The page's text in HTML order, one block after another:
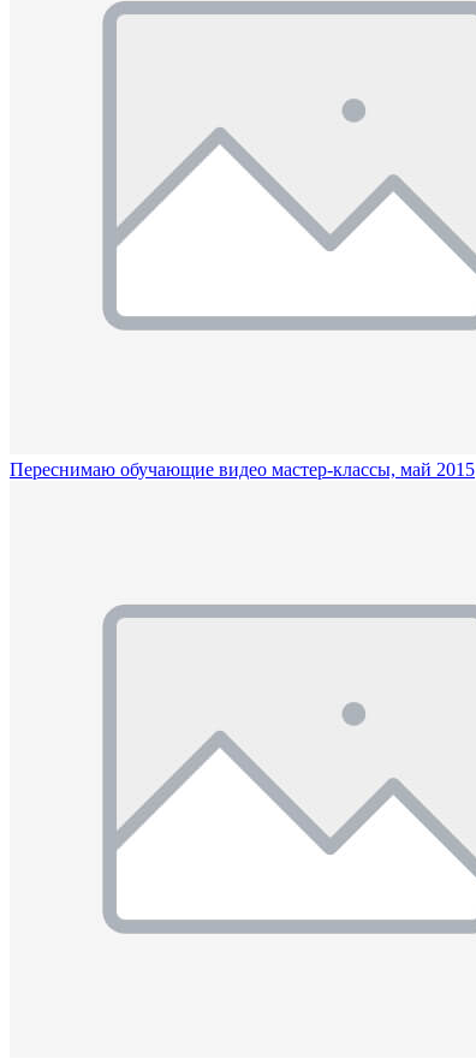
Переснимаю обучающие видео мастер-классы, май 2015